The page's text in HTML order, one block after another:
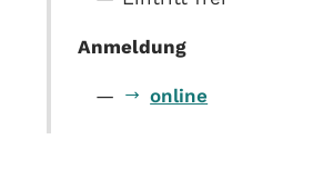
Anmeldung
online